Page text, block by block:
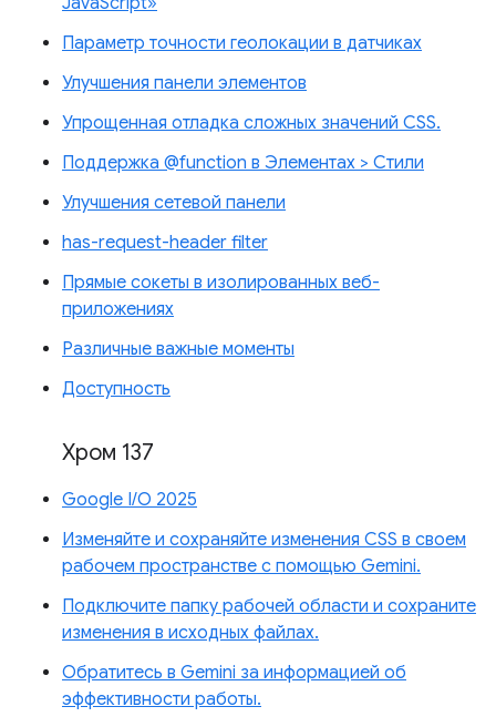
Параметр точности геолокации в датчиках
Улучшения панели элементов
Упрощенная отладка сложных значений CSS.
Поддержка @function в Элементах > Стили
Улучшения сетевой панели
has-request-header filter
Прямые сокеты в изолированных веб-
приложениях
Различные важные моменты
Доступность
Хром 137
Google I/O 2025
Изменяйте и сохраняйте изменения CSS в своем
рабочем пространстве с помощью Gemini.
Подключите папку рабочей области и сохраните
изменения в исходных файлах.
Обратитесь в Gemini за информацией об
эффективности работы.